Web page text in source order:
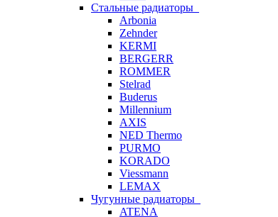
Стальные радиаторы
Arbonia
Zehnder
KERMI
BERGERR
ROMMER
Stelrad
Buderus
Millennium
AXIS
NED Thermo
PURMO
KORADO
Viessmann
LEMAX
Чугунные радиаторы
ATENA